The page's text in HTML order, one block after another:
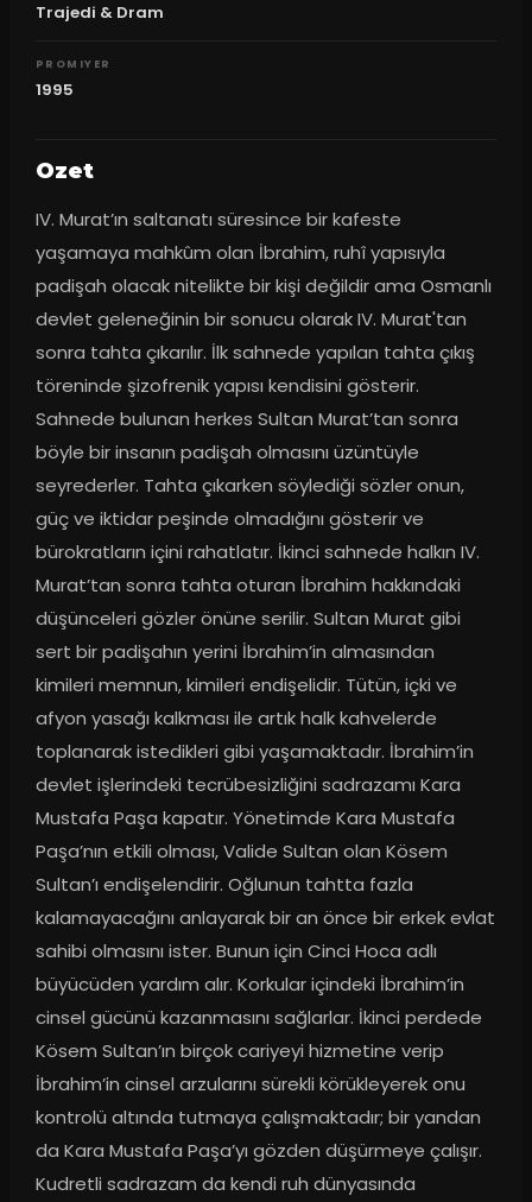
Trajedi & Dram
PROMIYER
1995
Ozet
IV. Murat’ın saltanatı süresince bir kafeste
yaşamaya mahkûm olan İbrahim, ruhî yapısıyla
padişah olacak nitelikte bir kişi değildir ama Osmanlı
devlet geleneğinin bir sonucu olarak IV. Murat'tan
sonra tahta çıkarılır. İlk sahnede yapılan tahta çıkış
töreninde şizofrenik yapısı kendisini gösterir.
Sahnede bulunan herkes Sultan Murat’tan sonra
böyle bir insanın padişah olmasını üzüntüyle
seyrederler. Tahta çıkarken söylediği sözler onun,
güç ve iktidar peşinde olmadığını gösterir ve
bürokratların içini rahatlatır. İkinci sahnede halkın IV.
Murat’tan sonra tahta oturan İbrahim hakkındaki
düşünceleri gözler önüne serilir. Sultan Murat gibi
sert bir padişahın yerini İbrahim’in almasından
kimileri memnun, kimileri endişelidir. Tütün, içki ve
afyon yasağı kalkması ile artık halk kahvelerde
toplanarak istedikleri gibi yaşamaktadır. İbrahim’in
devlet işlerindeki tecrübesizliğini sadrazamı Kara
Mustafa Paşa kapatır. Yönetimde Kara Mustafa
Paşa’nın etkili olması, Valide Sultan olan Kösem
Sultan’ı endişelendirir. Oğlunun tahtta fazla
kalamayacağını anlayarak bir an önce bir erkek evlat
sahibi olmasını ister. Bunun için Cinci Hoca adlı
büyücüden yardım alır. Korkular içindeki İbrahim’in
cinsel gücünü kazanmasını sağlarlar. İkinci perdede
Kösem Sultan’ın birçok cariyeyi hizmetine verip
İbrahim’in cinsel arzularını sürekli körükleyerek onu
kontrolü altında tutmaya çalışmaktadır; bir yandan
da Kara Mustafa Paşa’yı gözden düşürmeye çalışır.
Kudretli sadrazam da kendi ruh dünyasında